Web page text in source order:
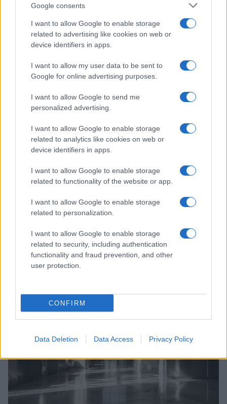
Google consents
I want to allow Google to enable storage
related to advertising like cookies on web or
device identifiers in apps.
I want to allow my user data to be sent to
Google for online advertising purposes.
I want to allow Google to send me
personalized advertising.
I want to allow Google to enable storage
related to analytics like cookies on web or
device identifiers in apps.
I want to allow Google to enable storage
related to functionality of the website or app.
I want to allow Google to enable storage
related to personalization.
I want to allow Google to enable storage
related to security, including authentication
functionality and fraud prevention, and other
user protection.
CONFIRM
Data Deletion Data Access Privacy Policy
Giorgia Stromeo
Continuez la lecture